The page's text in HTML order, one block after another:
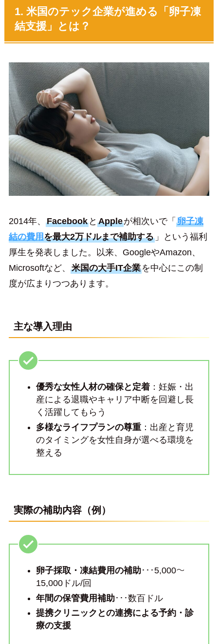
1. 米国のテック企業が進める「卵子凍
結支援」とは？
2014年、 Facebookと Appleが相次いで「 卵子凍
結の費用を最大2万ドルまで補助する」という福利
厚生を発表しました。以来、GoogleやAmazon、
Microsoftなど、 米国の大手IT企業を中心にこの制
度が広まりつつあります。
主な導入理由
優秀な女性人材の確保と定着：妊娠・出
産による退職やキャリア中断を回避し長
く活躍してもらう
多様なライフプランの尊重：出産と育児
のタイミングを女性自身が選べる環境を
整える
実際の補助内容（例）
卵子採取・凍結費用の補助･･･5,000〜
15,000ドル/回
年間の保管費用補助･･･数百ドル
提携クリニックとの連携による予約・診
療の支援